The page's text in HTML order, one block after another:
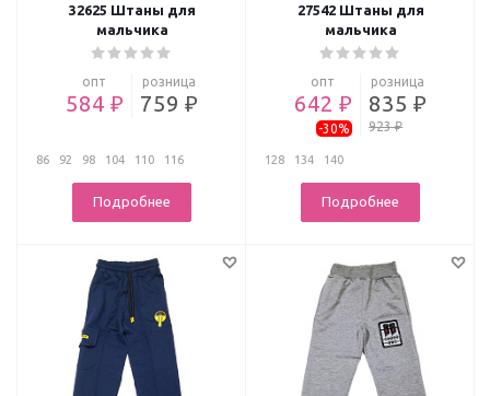
32625 Штаны для
мальчика
опт
584 ₽
розница
759 ₽
86 92 98 104 110 116
Подробнее
27542 Штаны для
мальчика
опт
642 ₽
-30%
розница
835 ₽
923 ₽
128 134 140
Подробнее